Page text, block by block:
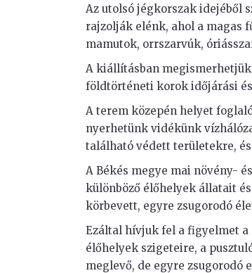
Az utolsó jégkorszak idejéből
rajzolják elénk, ahol a magas
mamutok, orrszarvúk,
A kiállításban
földtörténeti korok időjárási
A terem közepén helyet
nyerhetünk vidékünk
található védett területekre,
A Békés megye mai növény-
különböző élőhelyek állatait
körbevett, egyre zsugorodó
Ezáltal hívjuk fel a figyelmet
élőhelyek szigeteire, a
meglevő, de egyre